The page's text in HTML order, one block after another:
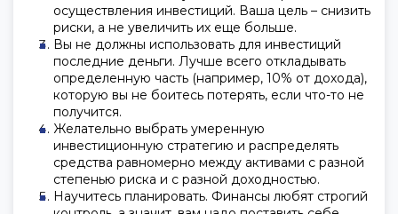
осуществления инвестиций. Ваша цель – снизить
риски, а не увеличить их еще больше.
Вы не должны использовать для инвестиций
последние деньги. Лучше всего откладывать
определенную часть (например, 10% от дохода),
которую вы не боитесь потерять, если что-то не
получится.
Желательно выбрать умеренную
инвестиционную стратегию и распределять
средства равномерно между активами с разной
степенью риска и с разной доходностью.
Научитесь планировать. Финансы любят строгий